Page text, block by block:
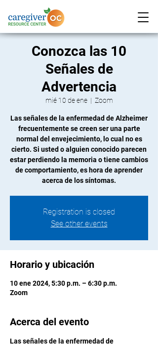
Conozca las 10
Señales de
Advertencia
mié 10 de ene
  |
Zoom
Las señales de la enfermedad de Alzheimer
frecuentemente se creen ser una parte
normal del envejecimiento, lo cual no es
cierto. Si usted o alguien conocido parecen
estar perdiendo la memoria o tiene cambios
de comportamiento, es hora de aprender
acerca de los síntomas.
Registration is closed
See other events
Horario y ubicación
10 ene 2024, 5:30 p.m. – 6:30 p.m.
Zoom
Acerca del evento
Las señales de la enfermedad de